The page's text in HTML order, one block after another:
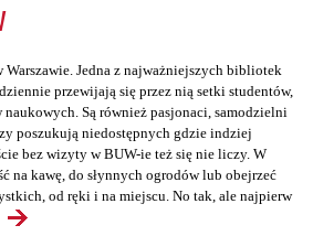
Jedna z najważniejszych bibliotek
przewijają się przez nią setki studentów,
Są również pasjonaci, samodzielni
poszukują niedostępnych gdzie indziej
bez wizyty w BUW-ie też się nie liczy. W
na kawę, do słynnych ogrodów lub obejrzeć
od ręki i na miejscu. No tak, ale najpierw